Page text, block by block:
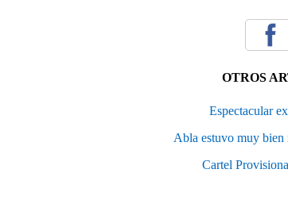
OTROS
Espectacular
Abla estuvo muy bien
Cartel